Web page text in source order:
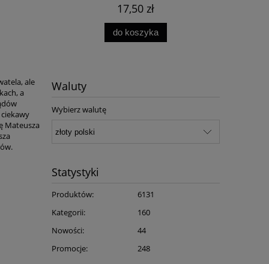
ale
a
Mateusza
17,50 zł
do koszyka
Waluty
Wybierz walutę
Statystyki
Produktów:
6131
Kategorii:
160
Nowości:
44
Promocje:
248